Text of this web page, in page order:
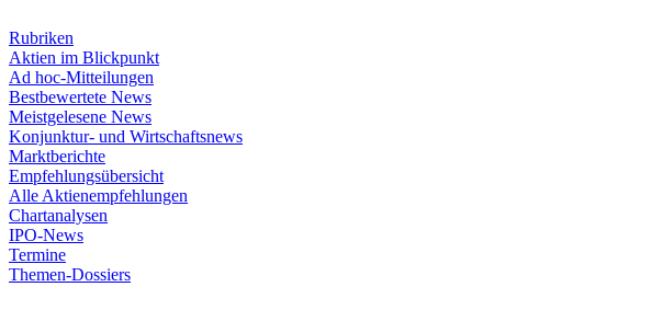
Rubriken
Aktien im Blickpunkt
Ad hoc-Mitteilungen
Bestbewertete News
Meistgelesene News
Konjunktur- und Wirtschaftsnews
Marktberichte
Empfehlungsübersicht
Alle Aktienempfehlungen
Chartanalysen
IPO-News
Termine
Themen-Dossiers